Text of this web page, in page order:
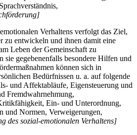
Verhaltens verfolgt das Ziel,
zu entwickeln und ihnen damit eine
Leben der Gemeinschaft zu
sie gegebenenfalls besondere Hilfen und
können sich in
Bedürfnissen u. a. auf folgende
und Affektabläufe, Eigensteuerung und
Fremdwahrnehmung,
Ein- und Unterordnung,
und Normen, Verweigerungen,
des sozial-emotionalen Verhaltens]